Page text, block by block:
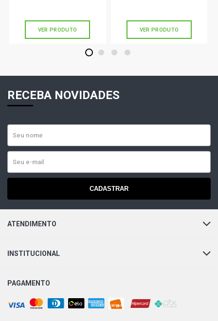
VER PRODUTO VER PRODUTO
1 2 3 4
RECEBA NOVIDADES
CADASTRAR
ATENDIMENTO
INSTITUCIONAL
PAGAMENTO